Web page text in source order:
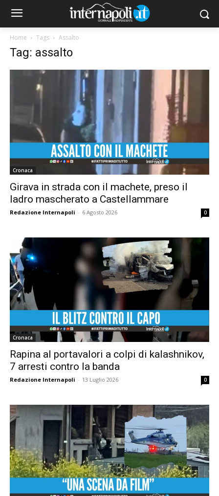
Home Tags Assalto
Tag: assalto
Cronaca
Girava in strada con il machete, preso il
ladro mascherato a Castellammare
Redazione Internapoli - 6 Agosto 2026 0
Cronaca
Rapina al portavalori a colpi di kalashnikov,
7 arresti contro la banda
Redazione Internapoli - 13 Luglio 2026 0